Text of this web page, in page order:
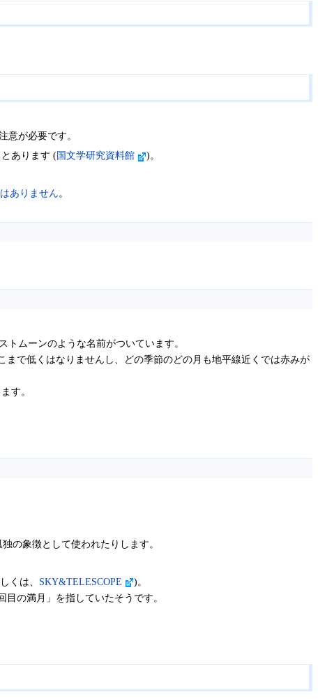
意が必要です。
あります (国文学研究資料館
)。
ありません。
ムーンのような名前がついています。
で低くはなりませんし、どの季節のどの月も地平線近くでは赤みが
す。
の象徴として使われたりします。
くは、 SKY&TELESCOPE
)。
の満月」を指していたそうです。